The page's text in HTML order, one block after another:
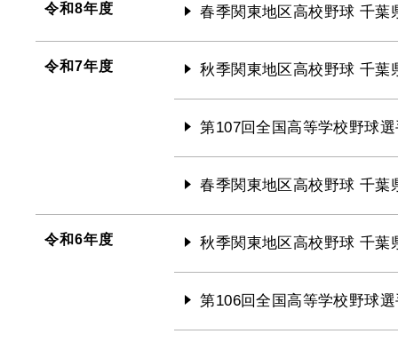
令和8年度 春季関東地区高校野球 千葉
令和7年度 秋季関東地区高校野球 千葉
第107回全国高等学校野球
春季関東地区高校野球 千葉
令和6年度 秋季関東地区高校野球 千葉
第106回全国高等学校野球